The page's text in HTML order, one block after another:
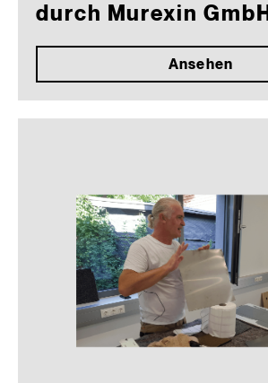
durch Murexin GmbH
Ansehen